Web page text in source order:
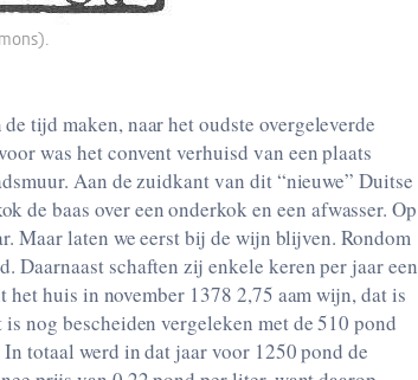
tijd maken, naar het oudste overgeleverde
was het convent verhuisd van een plaats
Aan de zuidkant van dit “nieuwe” Duitse
de baas over een onderkok en een afwasser. Op
Maar laten we eerst bij de wijn blijven. Rondom
Daarnaast schaften zij enkele keren per jaar een
huis in november 1378 2,75 aam wijn, dat is
nog bescheiden vergeleken met de 510 pond
totaal werd in dat jaar voor 1250 pond de